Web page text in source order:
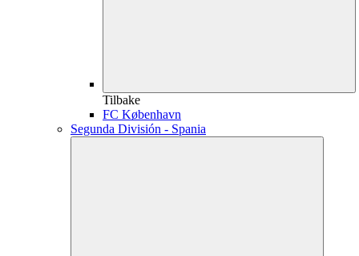
Tilbake
FC København
Segunda División - Spania